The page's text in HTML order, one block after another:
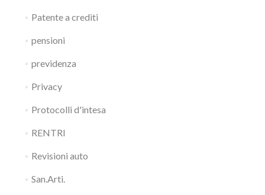
Patente a crediti
pensioni
previdenza
Privacy
Protocolli d'intesa
RENTRI
Revisioni auto
San.Arti.